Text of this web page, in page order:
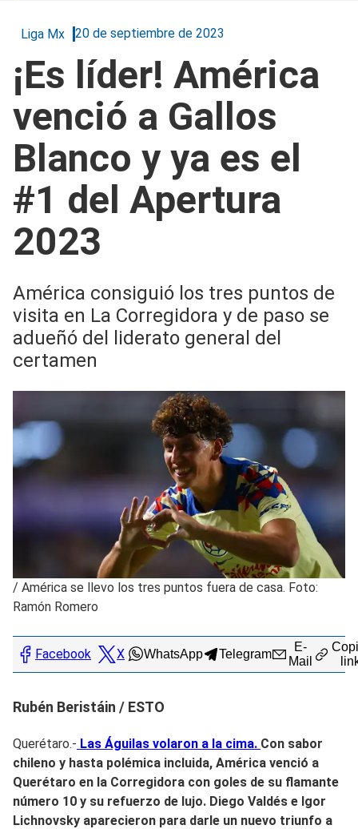
Liga Mx 20 de septiembre de 2023
¡Es líder! América
venció a Gallos
Blanco y ya es el
#1 del Apertura
2023
América consiguió los tres puntos de
visita en La Corregidora y de paso se
adueñó del liderato general del
certamen
/ América se llevo los tres puntos fuera de casa. Foto:
Ramón Romero
Facebook X WhatsApp Telegram
E-
Mail
Rubén Beristáin / ESTO
Querétaro.- Las Águilas volaron a la cima. Con sabor
chileno y hasta polémica incluida, América venció a
Querétaro en la Corregidora con goles de su flamante
número 10 y su refuerzo de lujo. Diego Valdés e Igor
Lichnovsky aparecieron para darle un nuevo triunfo a